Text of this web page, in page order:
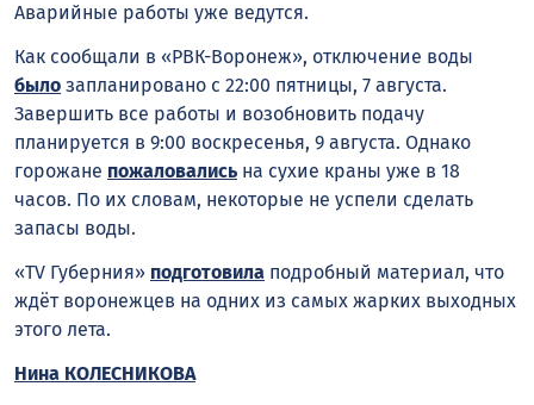
Аварийные работы уже ведутся.
Как сообщали в «РВК-Воронеж», отключение воды
было запланировано с 22:00 пятницы, 7 августа.
Завершить все работы и возобновить подачу
планируется в 9:00 воскресенья, 9 августа. Однако
горожане пожаловались на сухие краны уже в 18
часов. По их словам, некоторые не успели сделать
запасы воды.
«TV Губерния» подготовила подробный материал, что
ждёт воронежцев на одних из самых жарких выходных
этого лета.
Нина КОЛЕСНИКОВА